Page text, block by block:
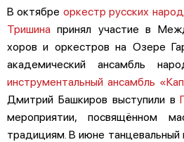
В октябре оркестр русских
Тришина принял участие в
хоров и оркестров на Озере
академический ансамбль
инструментальный ансамбль
Дмитрий Башкиров выступили в
мероприятии, посвящённом
традициям. В июне танцевальный